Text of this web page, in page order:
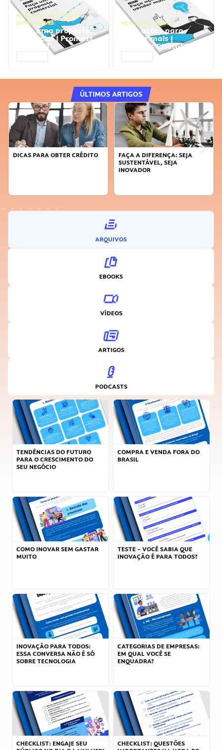
NEGÓCIOS, PROCESSOS
EMPRESARIAIS
Faça uma proposta
comercial | Prompts
ChatGPT
NEGÓCIOS, VENDAS
Faça ações para
vender mais |
Prompts ChatGPT
ÚLTIMOS ARTIGOS
DICAS PARA OBTER CRÉDITO
FAÇA A DIFERENÇA: SEJA
SUSTENTÁVEL, SEJA
INOVADOR
ARQUIVOS
EBOOKS
VÍDEOS
ARTIGOS
PODCASTS
TENDÊNCIAS DO FUTURO
PARA O CRESCIMENTO DO
SEU NEGÓCIO
COMPRA E VENDA FORA DO
BRASIL
COMO INOVAR SEM GASTAR
MUITO
TESTE – VOCÊ SABIA QUE
INOVAÇÃO É PARA TODOS?
INOVAÇÃO PARA TODOS:
ESSA CONVERSA NÃO É SÓ
SOBRE TECNOLOGIA
CATEGORIAS DE EMPRESAS:
EM QUAL VOCÊ SE
ENQUADRA?
CHECKLIST: ENGAJE SEU
CHECKLIST: QUESTÕES